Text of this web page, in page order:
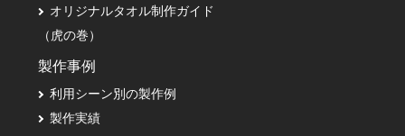
オリジナルタオル制作ガイド
（虎の巻）
製作事例
利用シーン別の製作例
製作実績